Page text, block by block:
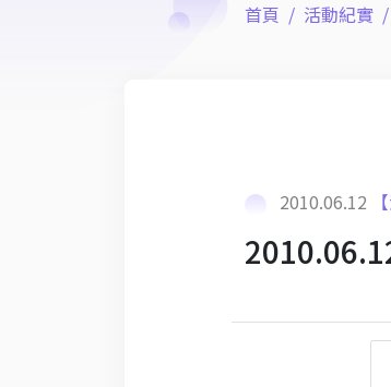
首頁 活動紀實
2010.06.12